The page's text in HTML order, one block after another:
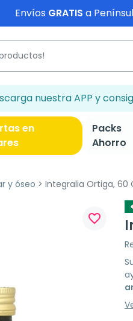
Envíos GRATIS a
nuestra APP y
en
Packs
Ahorro
y óseo Integralia Ortiga, 60
favorite_border